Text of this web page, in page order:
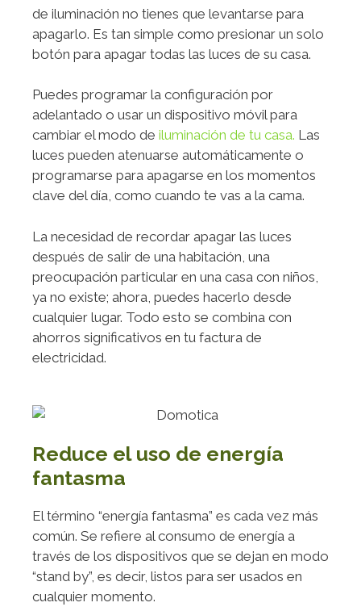
de iluminación no tienes que levantarse para
apagarlo. Es tan simple como presionar un solo
botón para apagar todas las luces de su casa.
Puedes programar la configuración por
adelantado o usar un dispositivo móvil para
cambiar el modo de iluminación de tu casa. Las
luces pueden atenuarse automáticamente o
programarse para apagarse en los momentos
clave del día, como cuando te vas a la cama.
La necesidad de recordar apagar las luces
después de salir de una habitación, una
preocupación particular en una casa con niños,
ya no existe; ahora, puedes hacerlo desde
cualquier lugar. Todo esto se combina con
ahorros significativos en tu factura de
electricidad.
Reduce el uso de energía
fantasma
El término “energía fantasma” es cada vez más
común. Se refiere al consumo de energía a
través de los dispositivos que se dejan en modo
“stand by”, es decir, listos para ser usados en
cualquier momento.